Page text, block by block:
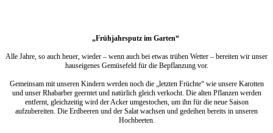
„Frühjahrsputz im Garten“
Alle Jahre, so auch heuer, wieder – wenn auch bei etwas trüben Wetter – bereiten wir unser
hauseigenes Gemüsefeld für die Bepflanzung vor.
Gemeinsam mit unseren Kindern werden noch die „letzten Früchte“ wie unsere Karotten
und unser Rhabarber geerntet und natürlich gleich verkocht. Die alten Pflanzen werden
entfernt, gleichzeitig wird der Acker umgestochen, um ihn für die neue Saison
aufzubereiten. Die Erdbeeren und der Salat wachsen und gedeihen bereits in unseren
Hochbeeten.